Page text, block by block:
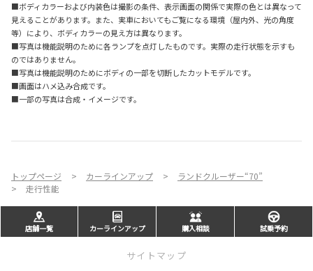
■ボディカラーおよび内装色は撮影の条件、表示画面の関係で実際の色とは異なって
見えることがあります。また、実車においてもご覧になる環境（屋内外、光の角度
等）により、ボディカラーの見え方は異なります。
■写真は機能説明のために各ランプを点灯したものです。実際の走行状態を示すも
のではありません。
■写真は機能説明のためにボディの一部を切断したカットモデルです。
■画面はハメ込み合成です。
■一部の写真は合成・イメージです。
トップページ カーラインアップ
ランドクルーザー“70”
走行性能
店舗一覧 カーラインアップ 購入相談 試乗予約
サイトマップ